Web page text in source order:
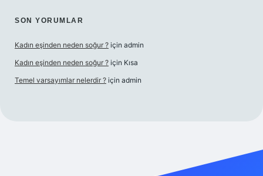
SON YORUMLAR
Kadın eşinden neden soğur ? için admin
Kadın eşinden neden soğur ? için Kısa
Temel varsayımlar nelerdir ? için admin